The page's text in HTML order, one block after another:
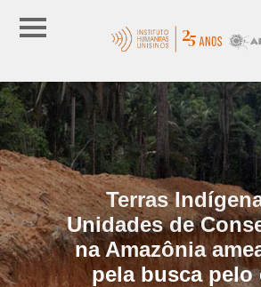
Terras
Unidades de
na Amazônia
pela busca pelo